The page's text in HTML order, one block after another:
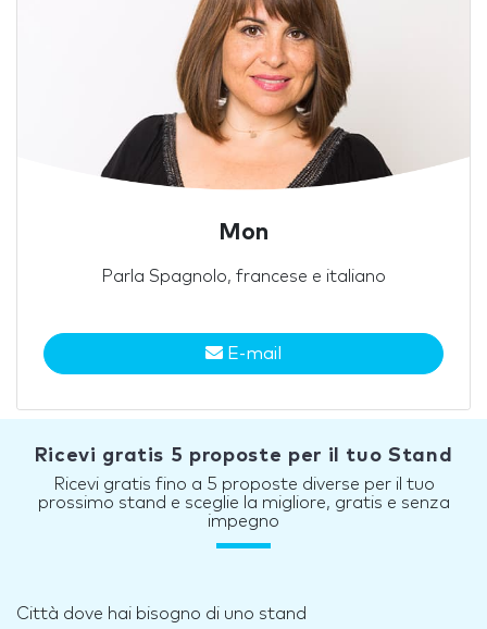
Mon
Parla Spagnolo, francese e italiano
E-mail
Ricevi gratis 5 proposte per il tuo Stand
Ricevi gratis fino a 5 proposte diverse per il tuo
prossimo stand e sceglie la migliore, gratis e senza
impegno
Città dove hai bisogno di uno stand